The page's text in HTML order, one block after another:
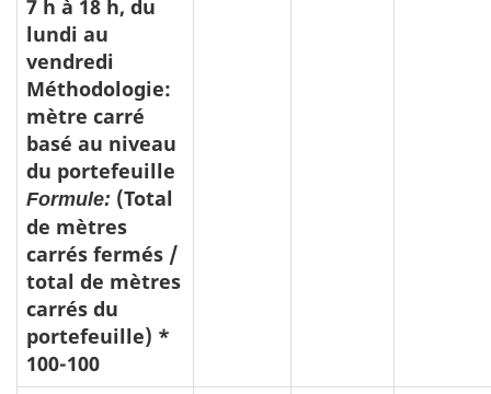
7 h à 18 h, du
lundi au
vendredi
Méthodologie:
mètre carré
basé au niveau
du portefeuille
Formule: (Total
de mètres
carrés fermés /
total de mètres
carrés du
portefeuille) *
100-100